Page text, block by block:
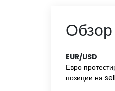
EUR/USD‌ ‌
Евро
позиции на